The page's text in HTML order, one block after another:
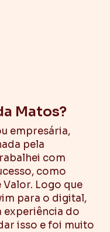
Matos?
empresária,
pela
com
como
Valor. Logo que
para o digital,
experiência do
isso e foi muito